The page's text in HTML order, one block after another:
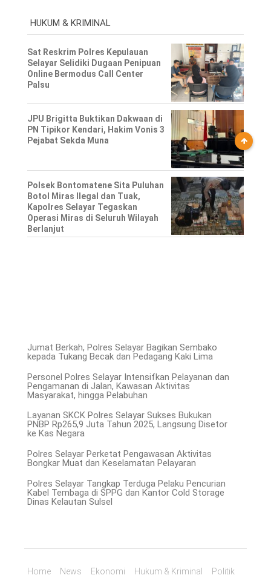
HUKUM & KRIMINAL
Sat Reskrim Polres Kepulauan
Selayar Selidiki Dugaan Penipuan
Online Bermodus Call Center
Palsu
JPU Brigitta Buktikan Dakwaan di
PN Tipikor Kendari, Hakim Vonis 3
Pejabat Sekda Muna
Polsek Bontomatene Sita Puluhan
Botol Miras Ilegal dan Tuak,
Kapolres Selayar Tegaskan
Operasi Miras di Seluruh Wilayah
Berlanjut
Jumat Berkah, Polres Selayar Bagikan Sembako
kepada Tukang Becak dan Pedagang Kaki Lima
Personel Polres Selayar Intensifkan Pelayanan dan
Pengamanan di Jalan, Kawasan Aktivitas
Masyarakat, hingga Pelabuhan
Layanan SKCK Polres Selayar Sukses Bukukan
PNBP Rp265,9 Juta Tahun 2025, Langsung Disetor
ke Kas Negara
Polres Selayar Perketat Pengawasan Aktivitas
Bongkar Muat dan Keselamatan Pelayaran
Polres Selayar Tangkap Terduga Pelaku Pencurian
Kabel Tembaga di SPPG dan Kantor Cold Storage
Dinas Kelautan Sulsel
Home News Ekonomi Hukum & Kriminal Politik